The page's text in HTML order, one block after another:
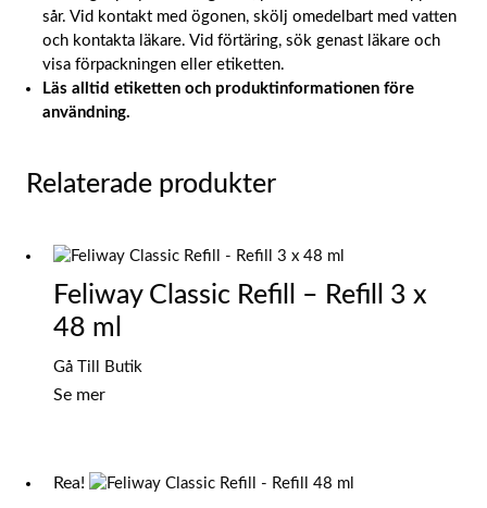
sår. Vid kontakt med ögonen, skölj omedelbart med vatten
och kontakta läkare. Vid förtäring, sök genast läkare och
visa förpackningen eller etiketten.
Läs alltid etiketten och produktinformationen före
användning.
Relaterade produkter
Feliway Classic Refill – Refill 3 x
48 ml
Gå Till Butik
Se mer
Rea!